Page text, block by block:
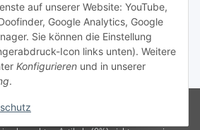
auf unserer Website: YouTube,
Google Analytics, Google
Sie können die Einstellung
Icon links unten). Weitere
Konfigurieren und in unserer
.
wiederrufen
USt., zzgl.Versand